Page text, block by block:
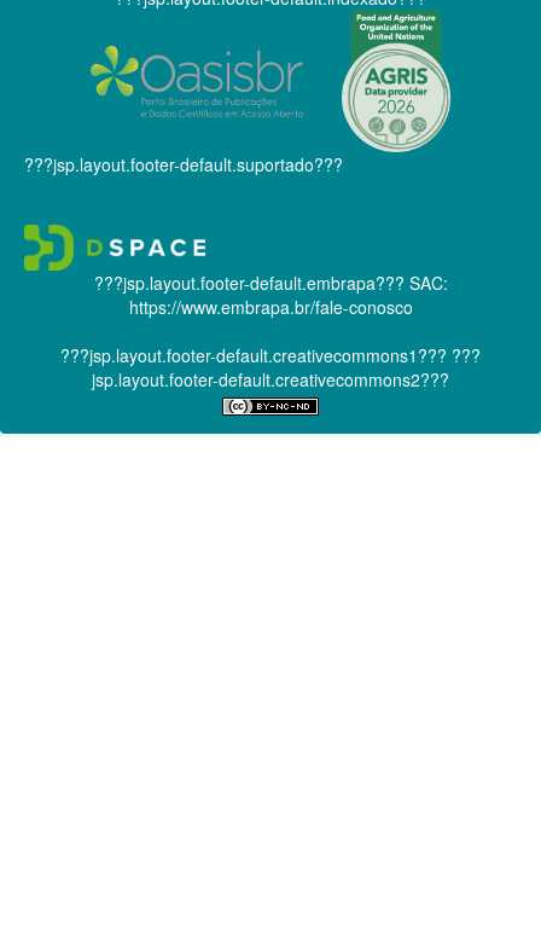
???jsp.layout.footer-default.suportado???
???jsp.layout.footer-default.embrapa??? SAC:
https://www.embrapa.br/fale-conosco
???jsp.layout.footer-default.creativecommons1??? ???
jsp.layout.footer-default.creativecommons2???